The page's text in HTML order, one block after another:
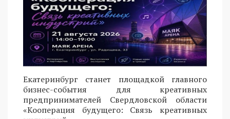
Екатеринбург станет площадкой главного
бизнес-события для креативных
предпринимателей Свердловской области
«Кооперация будущего: Связь креативных